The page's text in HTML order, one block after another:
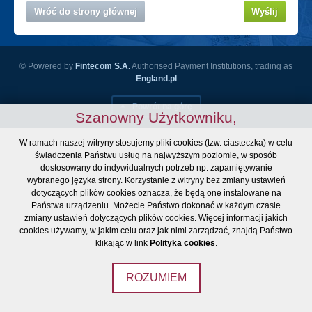
Wróć do strony głównej Wyślij
© Powered by Fintecom S.A.Authorised Payment Institutions, trading as
England.pl
Powrót na górę
Szanowny Użytkowniku,
W ramach naszej witryny stosujemy pliki cookies (tzw. ciasteczka) w celu
świadczenia Państwu usług na najwyższym poziomie, w sposób
dostosowany do indywidualnych potrzeb np. zapamiętywanie
wybranego języka strony. Korzystanie z witryny bez zmiany ustawień
dotyczących plików cookies oznacza, że będą one instalowane na
Państwa urządzeniu. Możecie Państwo dokonać w każdym czasie
zmiany ustawień dotyczących plików cookies. Więcej informacji jakich
cookies używamy, w jakim celu oraz jak nimi zarządzać, znajdą Państwo
klikając w link Polityka cookies.
ROZUMIEM